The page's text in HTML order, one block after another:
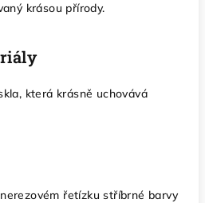
krásou přírody.
která krásně uchovává
řetízku stříbrné barvy